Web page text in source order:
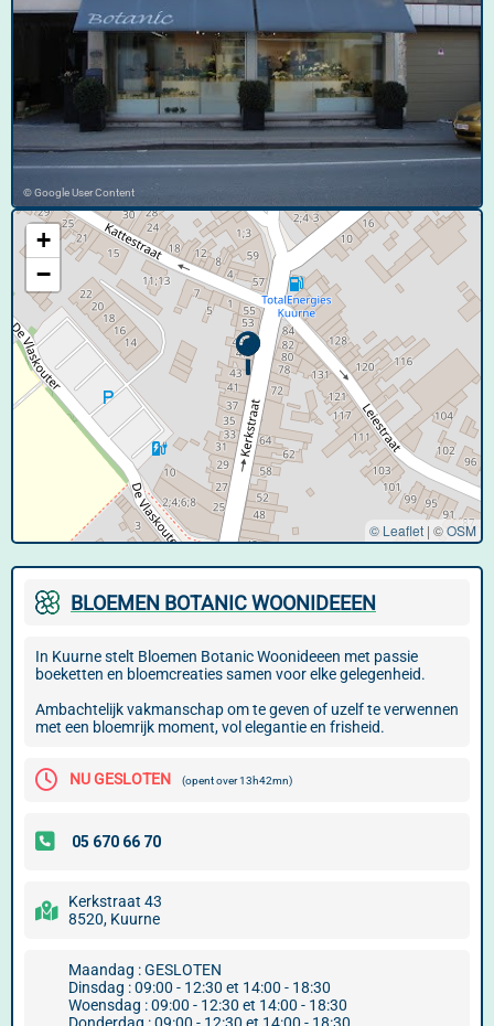
© Google User Content
+
−
© Leaflet | ©OSM
BLOEMEN BOTANIC WOONIDEEEN
In Kuurne stelt Bloemen Botanic Woonideeen met passie
boeketten en bloemcreaties samen voor elke gelegenheid.
Ambachtelijk vakmanschap om te geven of uzelf te verwennen
met een bloemrijk moment, vol elegantie en frisheid.
NU GESLOTEN (opent over 13h42mn)
Kerkstraat 43
8520, Kuurne
Maandag : GESLOTEN
Dinsdag : 09:00 - 12:30 et 14:00 - 18:30
Woensdag : 09:00 - 12:30 et 14:00 - 18:30